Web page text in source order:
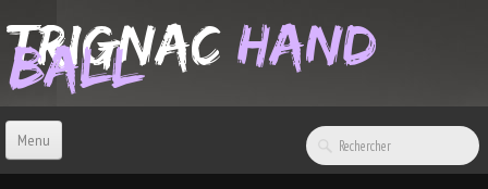
TRIGNAC Hand
Ball
Menu